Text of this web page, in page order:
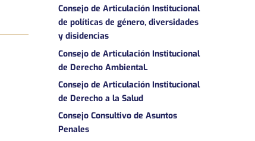
Consejo de Articulación Institucional
de políticas de género, diversidades
y disidencias
Consejo de Articulación Institucional
de Derecho AmbientaL
Consejo de Articulación Institucional
de Derecho a la Salud
Consejo Consultivo de Asuntos
Penales